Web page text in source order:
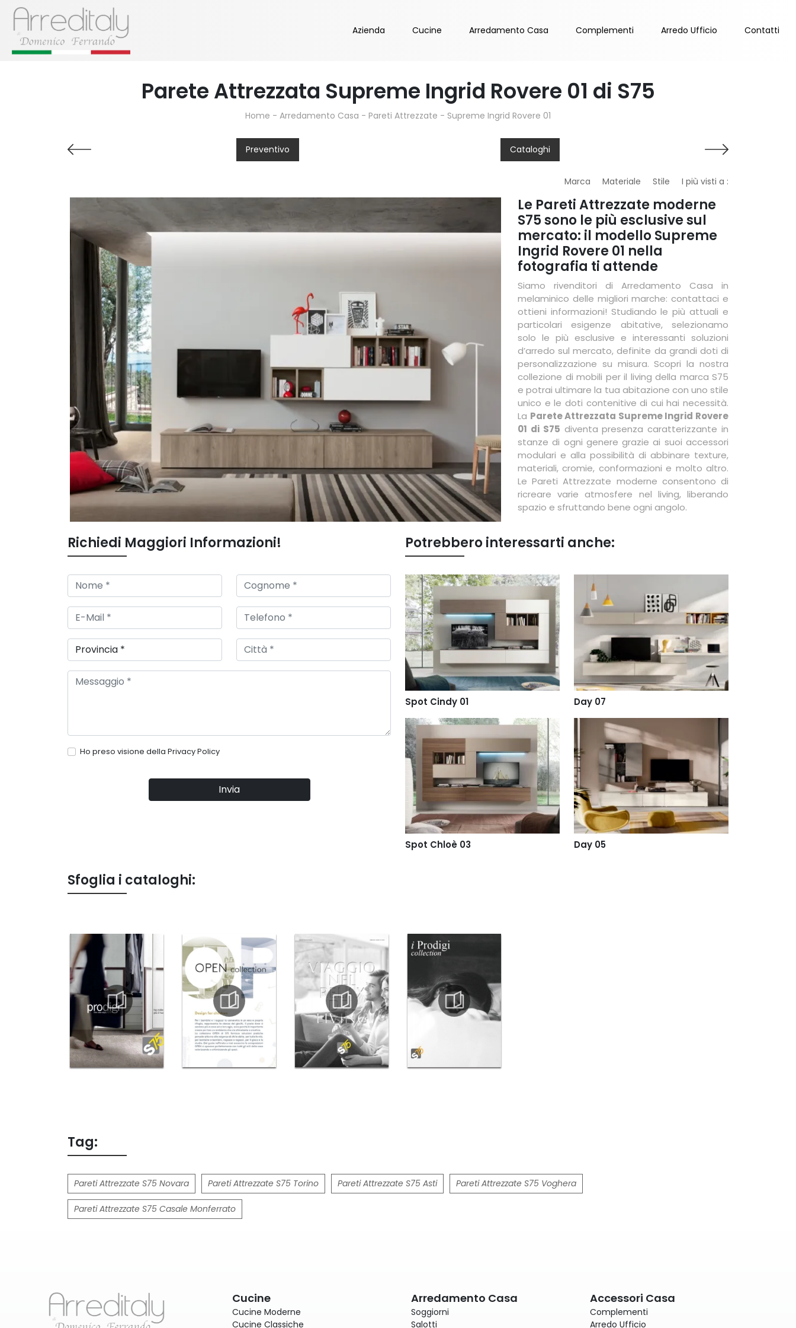
Azienda Cucine Arredamento Casa Complementi Arredo Ufficio Contatti
Parete Attrezzata Supreme Ingrid Rovere 01 di S75
Home - Arredamento Casa - Pareti Attrezzate - Supreme Ingrid Rovere 01
Preventivo Cataloghi
Marca Materiale Stile I più visti a :
Le Pareti Attrezzate moderne
S75 sono le più esclusive sul
mercato: il modello Supreme
Ingrid Rovere 01 nella
fotografia ti attende
Siamo rivenditori di Arredamento Casa in
melaminico delle migliori marche: contattaci e
ottieni informazioni! Studiando le più attuali e
particolari esigenze abitative, selezionamo
solo le più esclusive e interessanti soluzioni
d’arredo sul mercato, definite da grandi doti di
personalizzazione su misura. Scopri la nostra
collezione di mobili per il living della marca S75
e potrai ultimare la tua abitazione con uno stile
unico e le doti contenitive di cui hai necessità.
La Parete Attrezzata Supreme Ingrid Rovere
01 di S75 diventa presenza caratterizzante in
stanze di ogni genere grazie ai suoi accessori
modulari e alla possibilità di abbinare texture,
materiali, cromie, conformazioni e molto altro.
Le Pareti Attrezzate moderne consentono di
ricreare varie atmosfere nel living, liberando
spazio e sfruttando bene ogni angolo.
Richiedi Maggiori Informazioni!
Ho preso visione della Privacy Policy
Invia
Potrebbero interessarti anche:
Spot Cindy 01 Day 07
Spot Chloè 03 Day 05
Sfoglia i cataloghi:
Tag:
Pareti Attrezzate S75 Novara Pareti Attrezzate S75 Torino Pareti Attrezzate S75 Asti Pareti Attrezzate S75 Voghera
Pareti Attrezzate S75 Casale Monferrato
Cucine
Cucine Moderne
Cucine Classiche
Arredamento Casa
Soggiorni
Salotti
Accessori Casa
Complementi
Arredo Ufficio